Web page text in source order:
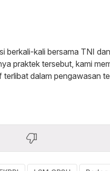
berkali-kali bersama TNI
praktek tersebut, kami
dalam pengawasan